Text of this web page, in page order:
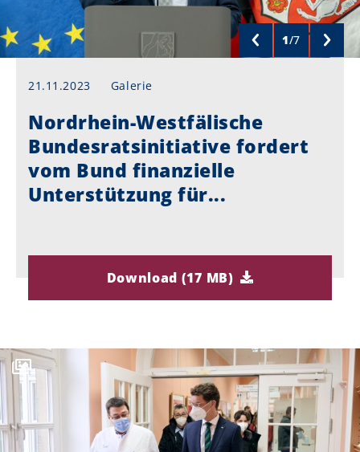
1/7
21.11.2023 Galerie
Nordrhein-Westfälische
Bundesratsinitiative fordert
vom Bund finanzielle
Unterstützung für...
Download (17 MB)